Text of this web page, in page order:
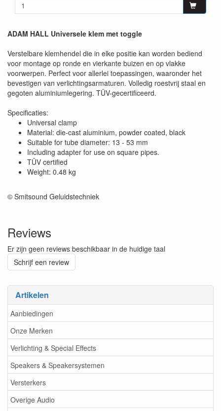
Artikelen
Aanbiedingen
Onze Merken
Verlichting & Special Effects
Speakers & Speakersystemen
Versterkers
Overige Audio
ADAM HALL Universele klem met toggle
Verstelbare klemhendel die in elke positie kan worden bediend
voor montage op ronde en vierkante buizen en op vlakke
voorwerpen. Perfect voor allerlei toepassingen, waaronder het
bevestigen van verlichtingsarmaturen. Volledig roestvrij staal en
gegoten aluminiumlegering. TÜV-gecertificeerd.
Specificaties:
Universal clamp
Material: die-cast aluminium, powder coated, black
Suitable for tube diameter: 13 - 53 mm
Including adapter for use on square pipes.
TÜV certified
Weight: 0.48 kg
© Smitsound Geluidstechniek
Reviews
Er zijn geen reviews beschikbaar in de huidige taal
Schrijf een review